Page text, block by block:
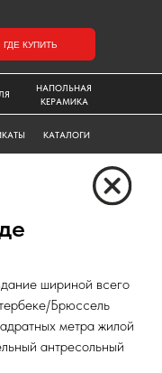
НАПОЛЬНАЯ
КЕРАМИКА
КАТАЛОГИ
ГДЕ КУПИТЬ
шириной всего
Брюссель
метра жилой
антресольный